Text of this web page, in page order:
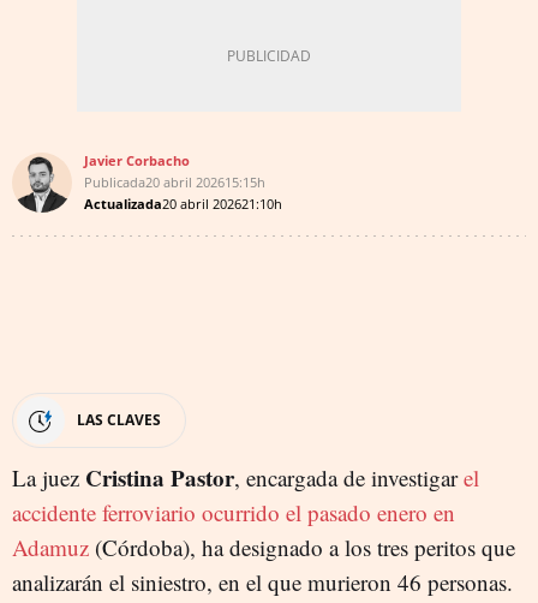
Javier Corbacho
Publicada20 abril 202615:15h
Actualizada20 abril 202621:10h
LAS CLAVES
La juez Cristina Pastor, encargada de investigarel
accidente ferroviario ocurrido el pasado enero en
Adamuz (Córdoba), ha designado a los tres peritos que
analizarán el siniestro, en el que murieron 46 personas.